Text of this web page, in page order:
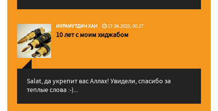
ИКРАМУТДИН ХАН 17.04.2025, 00:27
10 лет с моим хиджабом
Salat, да укрепит вас Аллаx! Увидели, спасибо за
теплые слова :-)...